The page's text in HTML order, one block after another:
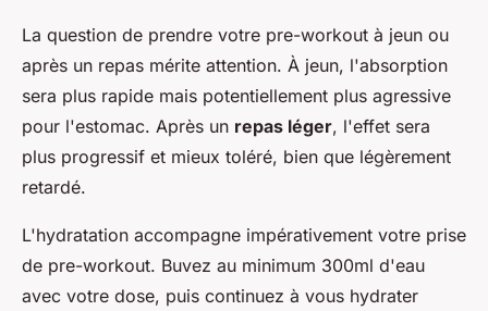
La question de prendre votre pre-workout à jeun ou
après un repas mérite attention. À jeun, l'absorption
sera plus rapide mais potentiellement plus agressive
pour l'estomac. Après un repas léger, l'effet sera
plus progressif et mieux toléré, bien que légèrement
retardé.
L'hydratation accompagne impérativement votre prise
de pre-workout. Buvez au minimum 300ml d'eau
avec votre dose, puis continuez à vous hydrater